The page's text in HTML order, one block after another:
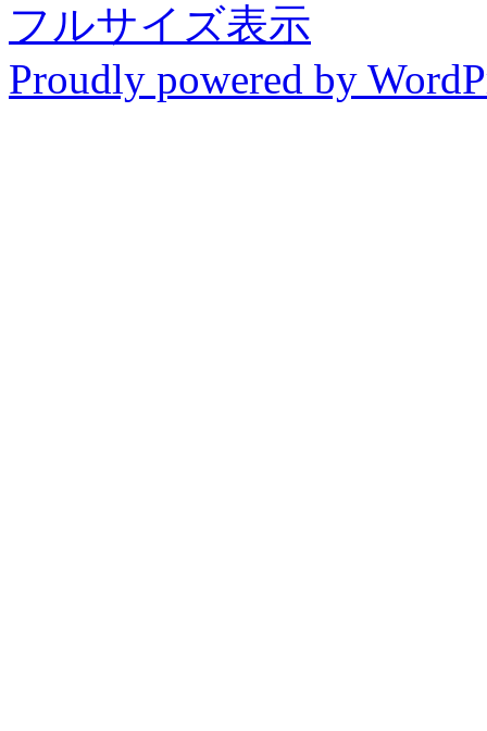
フルサイズ表示
Proudly powered by